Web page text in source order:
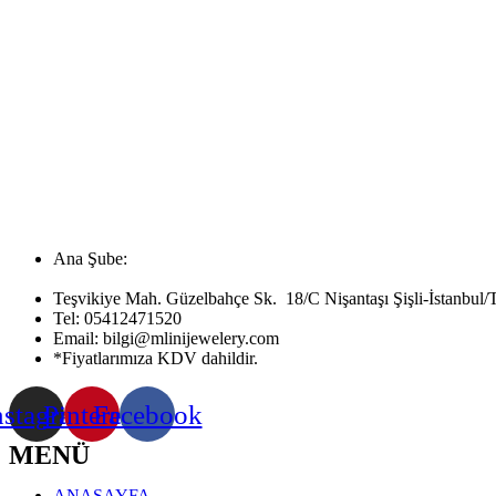
Ana Şube:
Teşvikiye Mah. Güzelbahçe Sk. 18/C Nişantaşı Şişli-İstanbul/
Tel: 05412471520
Email: bilgi@mlinijewelery.com
*Fiyatlarımıza KDV dahildir.
PinterestFacebook
MENÜ